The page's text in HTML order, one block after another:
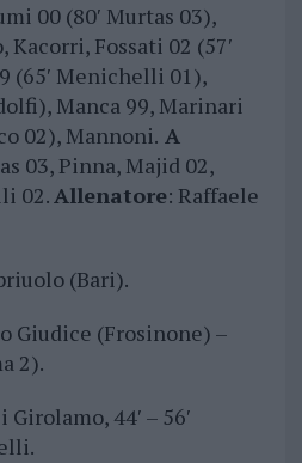
00 (80′ Murtas 03),
Fossati 02 (57′
(65′ Menichelli 01),
Manca 99, Marinari
02), Mannoni. A
03, Pinna, Majid 02,
02.Allenatore: Raffaele
(Bari).
Giudice (Frosinone) –
2).
Girolamo, 44′ – 56′